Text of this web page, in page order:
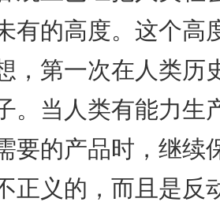
有的高度。这个高
，第一次在人类历
。当人类有能力生
要的产品时，继续
正义的，而且是反